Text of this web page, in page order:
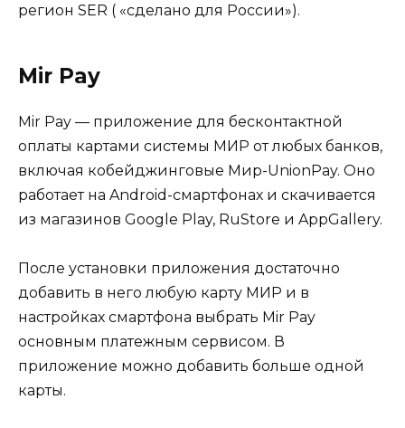
регион SER ( «сделано для России»).
Mir Pay
Mir Pay — приложение для бесконтактной
оплаты картами системы МИР от любых банков,
включая кобейджинговые Мир-UnionPay. Оно
работает на Android-смартфонах и скачивается
из магазинов Google Play, RuStore и AppGallery.
После установки приложения достаточно
добавить в него любую карту МИР и в
настройках смартфона выбрать Mir Pay
основным платежным сервисом. В
приложение можно добавить больше одной
карты.